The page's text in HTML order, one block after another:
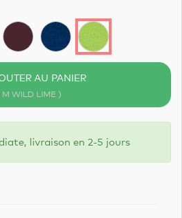
AU PANIER
( M WILD LIME )
livraison en 2-5 jours